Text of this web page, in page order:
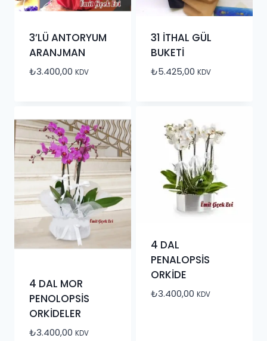
3’LÜ ANTORYUM
ARANJMAN
₺3.400,00 KDV
31 İTHAL GÜL
BUKETİ
₺5.425,00 KDV
4 DAL MOR
PENOLOPSİS
ORKİDELER
₺3.400,00 KDV
4 DAL
PENALOPSİS
ORKİDE
₺3.400,00 KDV